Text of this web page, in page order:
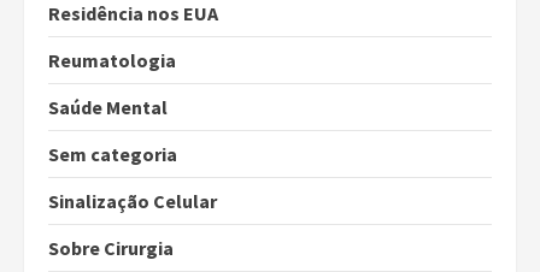
Residência nos EUA
Reumatologia
Saúde Mental
Sem categoria
Sinalização Celular
Sobre Cirurgia